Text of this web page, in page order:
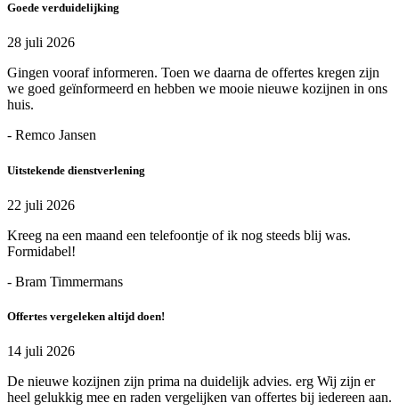
Goede verduidelijking
28 juli 2026
Gingen vooraf informeren. Toen we daarna de offertes kregen zijn
we goed geïnformeerd en hebben we mooie nieuwe kozijnen in ons
huis.
- Remco Jansen
Uitstekende dienstverlening
22 juli 2026
Kreeg na een maand een telefoontje of ik nog steeds blij was.
Formidabel!
- Bram Timmermans
Offertes vergeleken altijd doen!
14 juli 2026
De nieuwe kozijnen zijn prima na duidelijk advies. erg Wij zijn er
heel gelukkig mee en raden vergelijken van offertes bij iedereen aan.